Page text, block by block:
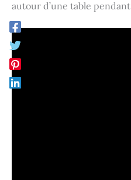
autour d’une table